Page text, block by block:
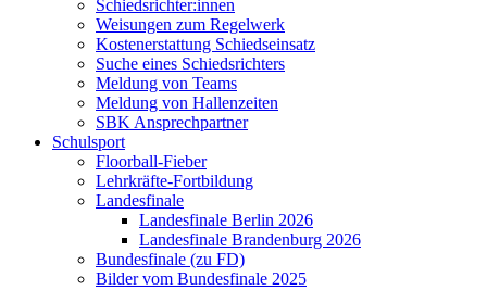
Schiedsrichter:innen
Weisungen zum Regelwerk
Kostenerstattung Schiedseinsatz
Suche eines Schiedsrichters
Meldung von Teams
Meldung von Hallenzeiten
SBK Ansprechpartner
Schulsport
Floorball-Fieber
Lehrkräfte-Fortbildung
Landesfinale
Landesfinale Berlin 2026
Landesfinale Brandenburg 2026
Bundesfinale (zu FD)
Bilder vom Bundesfinale 2025